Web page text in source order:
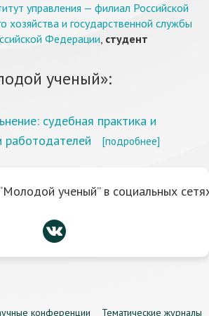
управления — филиал Российской
хозяйства и государственной службы
Федерации, студент
ученый»:
судебная практика и
работодателей
[подробнее]
ученый” в социальных
конференции Тематические журналы